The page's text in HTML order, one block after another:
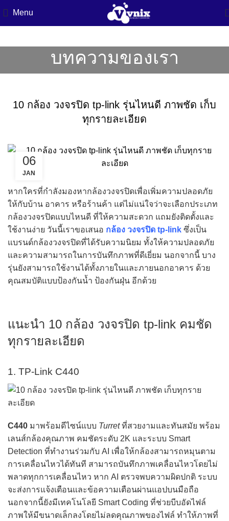
Menu
บทความของเรา
10 กล้อง วงจรปิด tp-link รุ่นไหนดี ภาพชัด เก็บ
ทุกรายละเอียด
06
JAN
หากใครที่กำลังมองหากล้องวงจรปิดเพื่อเพิ่มความปลอดภัย
ให้กับบ้าน อาคาร หรือร้านค้า แต่ไม่แน่ใจว่าจะเลือกประเภท
กล้องวงจรปิดแบบไหนดี ที่ให้ความสะดวก แถมยังติดตั้งและ
ใช้งานง่าย วันนี้เราขอเสนอ กล้อง วงจรปิด tp-link ซึ่งเป็น
แบรนด์กล้องวงจรปิดที่ได้รับความนิยม ทั้งให้ความปลอดภัย
และความสามารถในการบันทึกภาพที่ดีเยี่ยม นอกจากนี้ บาง
รุ่นยังสามารถใช้งานได้ทั้งภายในและภายนอกอาคาร ด้วย
คุณสมบัติแบบป้องกันน้ำ ป้องกันฝุ่น อีกด้วย
แนะนำ 10 กล้อง วงจรปิด tp-link คมชัด
ทุกรายละเอียด
1. TP-Link C440
C440 มาพร้อมดีไซน์แบบ Turretที่สวยงามและทันสมัย พร้อม
เลนส์กล้องคุณภาพ คมชัดระดับ 2K และระบบ Smart
Detection ที่ทำงานร่วมกับ AI เพื่อให้กล้องสามารถหมุนตาม
การเคลื่อนไหวได้ทันที สามารถบันทึกภาพเคลื่อนไหวโดยไม่
พลาดทุกการเคลื่อนไหว หาก AI ตรวจพบความผิดปกติ ระบบ
จะส่งการแจ้งเตือนและข้อความเตือนผ่านแอปบนมือถือ
นอกจากนี้ยังมีเทคโนโลยี Smart Coding ที่ช่วยบีบอัดไฟล์
ภาพให้มีขนาดเล็กลงโดยไม่ลดคุณภาพของไฟล์ ทำให้ภาพที่